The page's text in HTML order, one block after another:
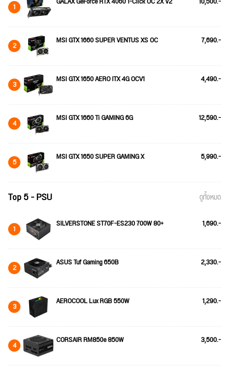
1
2 MSI GTX 1660 SUPER VENTUS XS OC 7,690.-
3 MSI GTX 1650 AERO ITX 4G OCV1 4,490.-
4 MSI GTX 1660 Ti GAMING 6G 12,590.-
5 MSI GTX 1650 SUPER GAMING X 5,990.-
Top 5 - PSU ดูทั้งหมด
1 SILVERSTONE ST70F-ES230 700W 80+ 1,690.-
2 ASUS Tuf Gaming 650B 2,330.-
3 AEROCOOL Lux RGB 550W 1,290.-
4 CORSAIR RM850e 850W 3,500.-